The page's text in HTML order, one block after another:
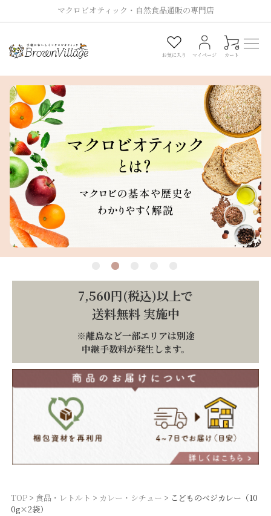
マクロビオティック・自然食品通販の専門店
お気に入り マイページ カート
0
7,560円(税込)以上で
送料無料 実施中
※離島など一部エリアは別途
中継手数料が発生します。
TOP 食品・レトルト カレー・シチュー
こどものベジカレー（10
0g×2袋）